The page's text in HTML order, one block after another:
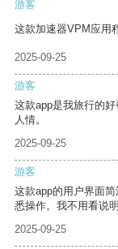
游客
这款加速器VPM应用
2025-09-25
游客
这款app是我旅行的
人情。
2025-09-25
游客
这款app的用户界面
悉操作。我不用看说
2025-09-25